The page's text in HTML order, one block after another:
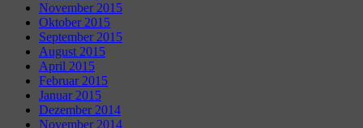
November 2015
Oktober 2015
September 2015
August 2015
April 2015
Februar 2015
Januar 2015
Dezember 2014
November 2014